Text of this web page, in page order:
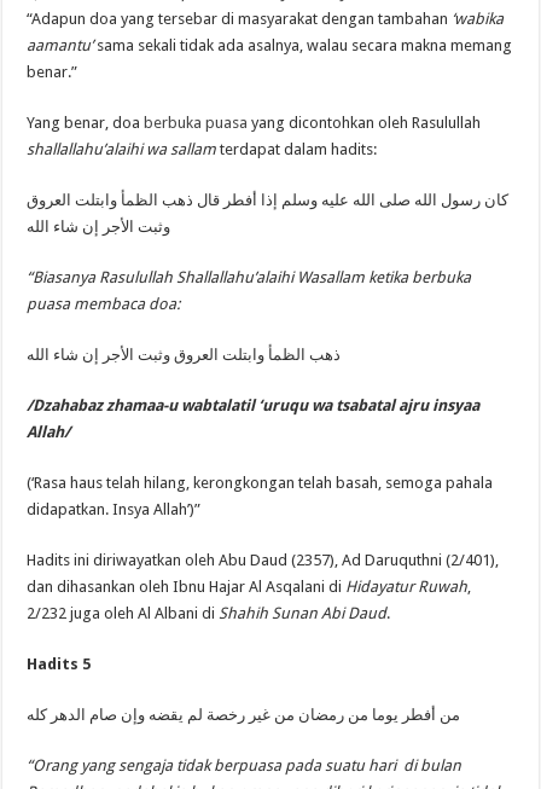
“Adapun doa yang tersebar di masyarakat dengan tambahan ‘wabika
aamantu’sama sekali tidak ada asalnya, walau secara makna memang
benar.”
Yang benar, doa berbuka puasa yang dicontohkan oleh Rasulullah
shallallahu’alaihi wa sallam terdapat dalam hadits:
كان رسول الله صلى الله عليه وسلم إذا أفطر قال ذهب الظمأ وابتلت العروق
وثبت الأجر إن شاء الله
“Biasanya Rasulullah Shallallahu’alaihi Wasallam ketika berbuka
puasa membaca doa:
ذهب الظمأ وابتلت العروق وثبت الأجر إن شاء الله
/Dzahabaz zhamaa-u wabtalatil ‘uruqu wa tsabatal ajru insyaa
Allah/
(‘Rasa haus telah hilang, kerongkongan telah basah, semoga pahala
didapatkan. Insya Allah’)”
Hadits ini diriwayatkan oleh Abu Daud (2357), Ad Daruquthni (2/401),
dan dihasankan oleh Ibnu Hajar Al Asqalani di Hidayatur Ruwah
2/232 juga oleh Al Albani di Shahih Sunan Abi Daud.
Hadits 5
من أفطر يوما من رمضان من غير رخصة لم يقضه وإن صام الدهر كله
“Orang yang sengaja tidak berpuasa pada suatu hari di bulan